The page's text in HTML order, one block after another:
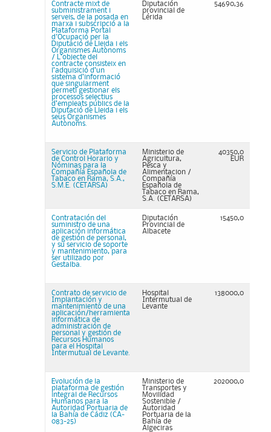
Contracte mixt de
subministrament i
serveis, de la posada en
marxa i subscripció a la
Plataforma Portal
d'Ocupació per la
Diputació de Lleida i els
Organismes Autònoms
/ L’objecte del
contracte consisteix en
l’adquisició d’un
sistema d’informació
que singularment
permeti gestionar els
processos selectius
d’empleats públics de la
Diputació de Lleida i els
seus Organismes
Autònoms.
Diputación
provincial de
Lérida
54690,36
Servicio de Plataforma
de Control Horario y
Nóminas para la
Compañía Española de
Tabaco en Rama, S.A.,
S.M.E. (CETARSA)
Ministerio de
Agricultura,
Pesca y
Alimentacion /
Compañía
Española de
Tabaco en Rama,
S.A. (CETARSA)
40350,0
EUR
Contratación del
suministro de una
aplicación informática
de gestión de personal,
y su servicio de soporte
y mantenimiento, para
ser utilizado por
Gestalba.
Diputación
Provincial de
Albacete
15450,0
Contrato de servicio de
Implantación y
mantenimiento de una
aplicación/herramienta
informática de
administración de
personal y gestión de
Recursos Humanos
para el Hospital
Intermutual de Levante.
Hospital
Intermutual de
Levante
138000,0
Evolución de la
plataforma de gestión
integral de Recursos
Humanos para la
Autoridad Portuaria de
la Bahía de Cádiz (CA-
083-25)
Ministerio de
Transportes y
Movilidad
Sostenible /
Autoridad
Portuaria de la
Bahía de
Algeciras
202000,0